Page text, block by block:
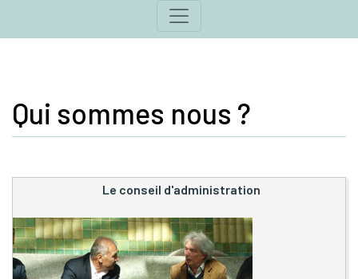
Qui sommes nous ?
Le conseil d'administration